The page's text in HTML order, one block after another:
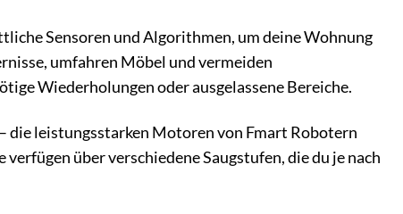
Sensoren und Algorithmen, um deine Wohnung
umfahren Möbel und vermeiden
Wiederholungen oder ausgelassene Bereiche.
die leistungsstarken Motoren von Fmart Robotern
über verschiedene Saugstufen, die du je nach